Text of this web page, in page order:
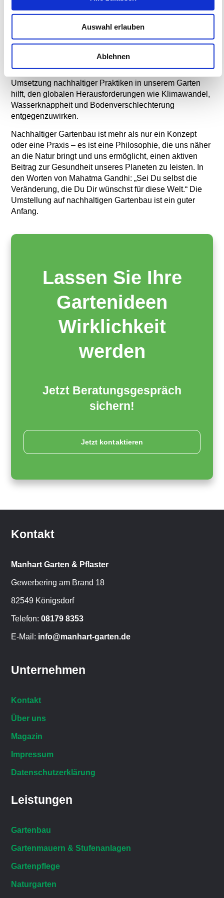
Auswahl erlauben
Ablehnen
Schlussbemerkung
auf den lokalen Raum beschränkt. Sie reichen weit über
die Grenzen des eigenen Gartens hinaus. Die
Umsetzung nachhaltiger Praktiken in unserem Garten
hilft, den globalen Herausforderungen wie Klimawandel,
Wasserknappheit und Bodenverschlechterung
entgegenzuwirken.
Nachhaltiger Gartenbau ist mehr als nur ein Konzept
oder eine Praxis – es ist eine Philosophie, die uns näher
an die Natur bringt und uns ermöglicht, einen aktiven
Beitrag zur Gesundheit unseres Planeten zu leisten. In
den Worten von Mahatma Gandhi: „Sei Du selbst die
Veränderung, die Du Dir wünschst für diese Welt.“ Die
Umstellung auf nachhaltigen Gartenbau ist ein guter
Anfang.
Lassen Sie Ihre
Gartenideen
Wirklichkeit
werden
Jetzt Beratungsgespräch
sichern!
Jetzt kontaktieren
Kontakt
Manhart Garten & Pflaster
Gewerbering am Brand 18
82549 Königsdorf
Telefon: 08179 8353
E-Mail: info@manhart-garten.de
Unternehmen
Kontakt
Über uns
Magazin
Impressum
Datenschutzerklärung
Leistungen
Gartenbau
Gartenmauern & Stufenanlagen
Gartenpflege
Naturgarten